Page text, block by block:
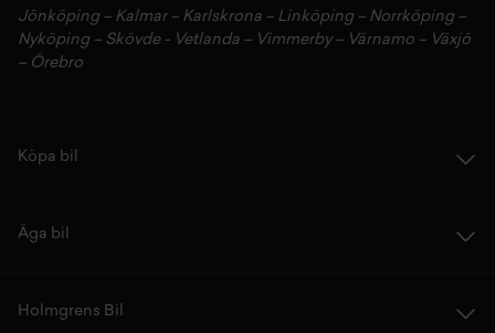
Jönköping– Kalmar – Karlskrona – Linköping– Norrköping–
Nyköping– Skövde- Vetlanda – Vimmerby– Värnamo – Växjö
– Örebro
Köpa bil
Äga bil
Holmgrens Bil